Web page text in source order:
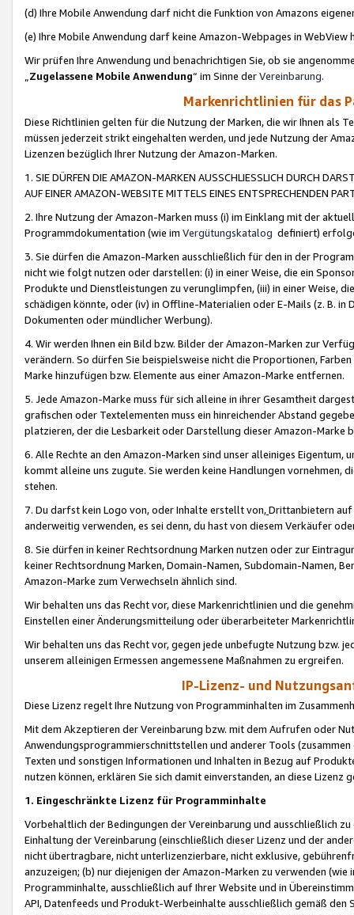
(d) Ihre Mobile Anwendung darf nicht die Funktion von Amazons
(e) Ihre Mobile Anwendung darf keine Amazon-Webpages in WebView
Wir prüfen Ihre Anwendung und benachrichtigen Sie, ob sie
„Zugelassene Mobile Anwendung“ im Sinne derVereinbarung.
Markenrichtlinien für das
Diese Richtlinien gelten für die Nutzung der Marken, die wir Ihnen als
müssen jederzeit strikt eingehalten werden, und jede Nutzung der
Lizenzen bezüglich Ihrer Nutzung der Amazon-Marken.
1. SIE DÜRFEN DIE AMAZON-MARKEN AUSSCHLIESSLICH DURCH
AUF EINER AMAZON-WEBSITE MITTELS EINES ENTSPRECHENDEN
2. Ihre Nutzung der Amazon-Marken muss (i) im Einklang mit der
Programmdokumentation (wie im Vergütungskatalog definiert)
3. Sie dürfen die Amazon-Marken ausschließlich für den in der
nicht wie folgt nutzen oder darstellen: (i) in einer Weise, die ein
Produkte und Dienstleistungen zu verunglimpfen, (iii) in einer Weise,
schädigen könnte, oder (iv) in Offline-Materialien oder E-Mails (z. B. in
Dokumenten oder mündlicher Werbung).
4. Wir werden Ihnen ein Bild bzw. Bilder der Amazon-Marken zur
verändern. So dürfen Sie beispielsweise nicht die Proportionen,
Marke hinzufügen bzw. Elemente aus einer Amazon-Marke entfernen.
5. Jede Amazon-Marke muss für sich alleine in ihrer Gesamtheit
grafischen oder Textelementen muss ein hinreichender Abstand
platzieren, der die Lesbarkeit oder Darstellung dieser Amazon-Marke
6. Alle Rechte an den Amazon-Marken sind unser alleiniges
kommt alleine uns zugute. Sie werden keine Handlungen vornehmen,
stehen.
7. Du darfst kein Logo von, oder Inhalte erstellt von,Drittanbietern auf
anderweitig verwenden, es sei denn, du hast von diesem Verkäufer
8. Sie dürfen in keiner Rechtsordnung Marken nutzen oder zur
keiner Rechtsordnung Marken, Domain-Namen, Subdomain-Namen,
Amazon-Marke zum Verwechseln ähnlich sind.
Wir behalten uns das Recht vor, diese Markenrichtlinien und die
Einstellen einer Änderungsmitteilung oder überarbeiteter
Wir behalten uns das Recht vor, gegen jede unbefugte Nutzung bzw.
unserem alleinigen Ermessen angemessene Maßnahmen zu ergreifen.
IP-Lizenz- und
Diese Lizenz regelt Ihre Nutzung von Programminhalten im
Mit dem Akzeptieren der Vereinbarung bzw. mit dem Aufrufen oder
Anwendungsprogrammierschnittstellen und anderer Tools (zusammen
Texten und sonstigen Informationen und Inhalten in Bezug auf
nutzen können, erklären Sie sich damit einverstanden, an diese Lizenz
1. Eingeschränkte Lizenz für Programminhalte
Vorbehaltlich der Bedingungen der Vereinbarung und ausschließlich
Einhaltung der Vereinbarung (einschließlich dieser Lizenz und der
nicht übertragbare, nicht unterlizenzierbare, nicht exklusive,
anzuzeigen; (b) nur diejenigen der Amazon-Marken zu verwenden
Programminhalte, ausschließlich auf Ihrer Website und in
API, Datenfeeds und Produkt-Werbeinhalte ausschließlich gemäß